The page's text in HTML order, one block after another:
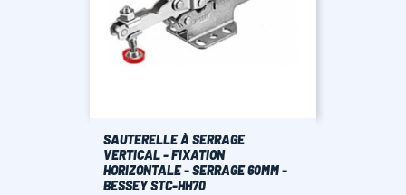
SAUTERELLE À SERRAGE
VERTICAL - FIXATION
HORIZONTALE - SERRAGE 60MM -
BESSEY STC-HH70